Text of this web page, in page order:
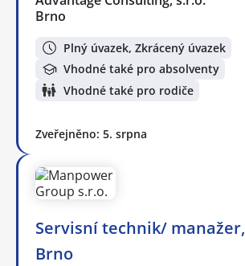
Brno
Plný úvazek, Zkrácený úvazek
Vhodné také pro absolventy
Vhodné také pro rodiče
Zveřejněno: 5. srpna
Servisní technik/ manažer,
Brno